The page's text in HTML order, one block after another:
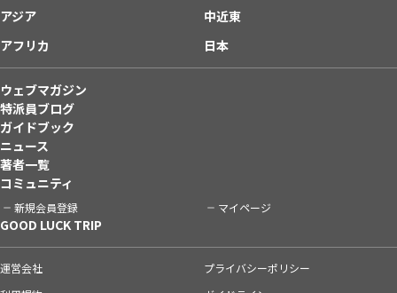
アジア
中近東
アフリカ
日本
ウェブマガジン
特派員ブログ
ガイドブック
ニュース
著者一覧
コミュニティ
新規会員登録 マイページ
GOOD LUCK TRIP
運営会社
プライバシーポリシー